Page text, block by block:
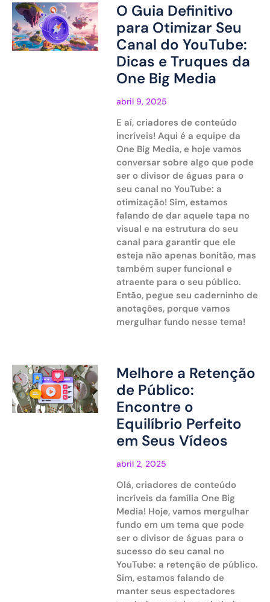
O Guia Definitivo
para Otimizar Seu
Canal do YouTube:
Dicas e Truques da
One Big Media
abril 9, 2025
E aí, criadores de conteúdo
incríveis! Aqui é a equipe da
One Big Media, e hoje vamos
conversar sobre algo que pode
ser o divisor de águas para o
seu canal no YouTube: a
otimização! Sim, estamos
falando de dar aquele tapa no
visual e na estrutura do seu
canal para garantir que ele
esteja não apenas bonitão, mas
também super funcional e
atraente para o seu público.
Então, pegue seu caderninho de
anotações, porque vamos
mergulhar fundo nesse tema!
Melhore a Retenção
de Público:
Encontre o
Equilíbrio Perfeito
em Seus Vídeos
abril 2, 2025
Olá, criadores de conteúdo
incríveis da família One Big
Media! Hoje, vamos mergulhar
fundo em um tema que pode
ser o divisor de águas para o
sucesso do seu canal no
YouTube: a retenção de público.
Sim, estamos falando de
manter seus espectadores